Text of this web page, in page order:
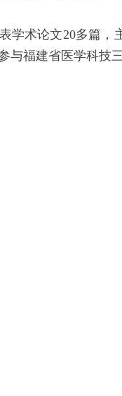
学术论文20多篇，
与福建省医学科技